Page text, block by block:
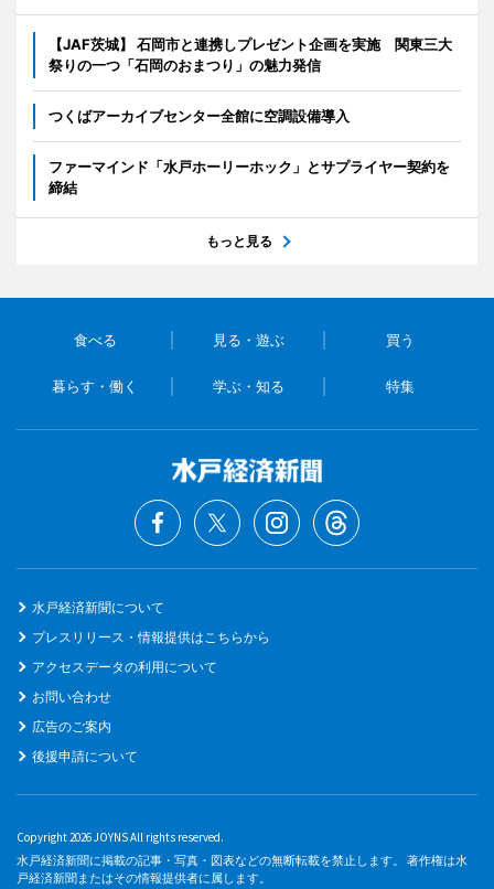
【JAF茨城】 石岡市と連携しプレゼント企画を実施 関東三大
祭りの一つ「石岡のおまつり」の魅力発信
つくばアーカイブセンター全館に空調設備導入
ファーマインド「水戸ホーリーホック」とサプライヤー契約を
締結
もっと見る
食べる 見る・遊ぶ 買う
暮らす・働く 学ぶ・知る 特集
水戸経済新聞について
プレスリリース・情報提供はこちらから
アクセスデータの利用について
お問い合わせ
広告のご案内
後援申請について
Copyright 2026 JOYNS All rights reserved.
水戸経済新聞に掲載の記事・写真・図表などの無断転載を禁止します。 著作権は水
戸経済新聞またはその情報提供者に属します。